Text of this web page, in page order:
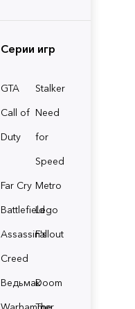
Серии игр
GTA
Stalker
Call of
Duty
Need
for
Speed
Far Cry Metro
BattlefieldLego
Assassin's
Creed
Fallout
ВедьмакDoom